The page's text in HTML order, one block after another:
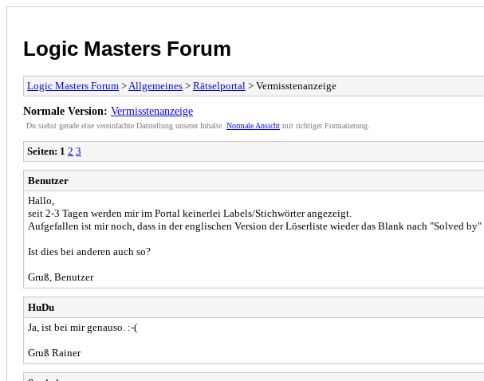
Logic Masters Forum
Logic Masters Forum > Allgemeines > Rätselportal > Vermisstenanzeige
Normale Version: Vermisstenanzeige
Du siehst gerade eine vereinfachte Darstellung unserer Inhalte. Normale Ansicht mit richtiger Formatierung.
Seiten: 1 2 3
Benutzer
Hallo,
seit 2-3 Tagen werden mir im Portal keinerlei Labels/Stichwörter angezeigt.
Aufgefallen ist mir noch, dass in der englischen Version der Löserliste wieder das Blank nach "Solved
Ist dies bei anderen auch so?
Gruß, Benutzer
HuDu
Ja, ist bei mir genauso. :-(
Gruß Rainer